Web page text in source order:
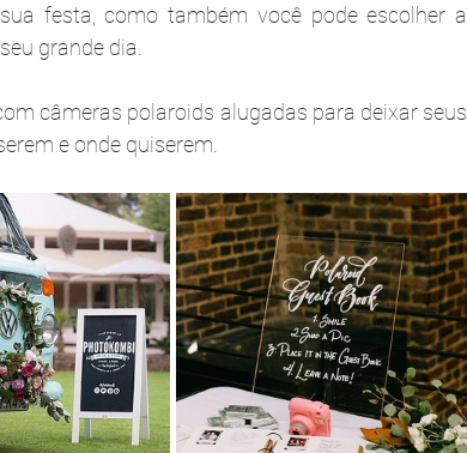
festa, como também você pode escolher a
grande dia.
câmeras polaroids alugadas para deixar seus
e onde quiserem.